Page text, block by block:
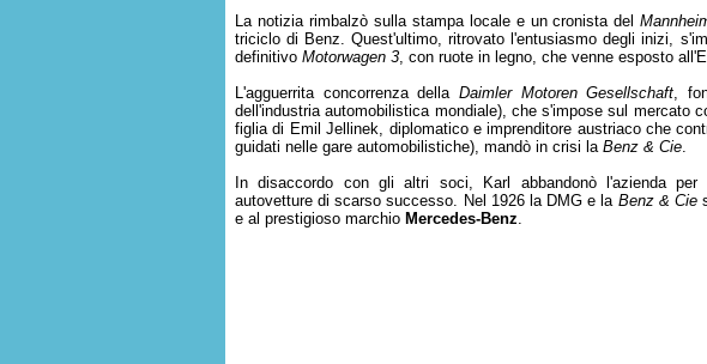
La notizia rimbalzò sulla stampa locale e un cronista del
triciclo di Benz. Quest'ultimo, ritrovato l'entusiasmo degli inizi,
definitivo Motorwagen 3, con ruote in legno, che venne esposto
L'agguerrita concorrenza della Daimler Motoren Gesellschaft,
dell'industria automobilistica mondiale), che s'impose sul mercato
figlia di Emil Jellinek, diplomatico e imprenditore austriaco che
guidati nelle gare automobilistiche), mandò in crisi la Benz & Cie.
In disaccordo con gli altri soci, Karl abbandonò l'azienda per
autovetture di scarso successo. Nel 1926 la DMG e la Benz & Cie
e al prestigioso marchio Mercedes-Benz.